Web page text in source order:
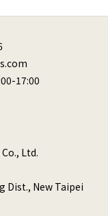
17:00
Ltd.
Dist., New Taipei